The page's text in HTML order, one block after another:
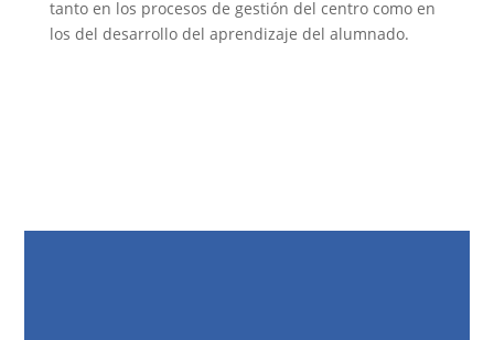
tanto en los procesos de gestión del centro como en
los del desarrollo del aprendizaje del alumnado.